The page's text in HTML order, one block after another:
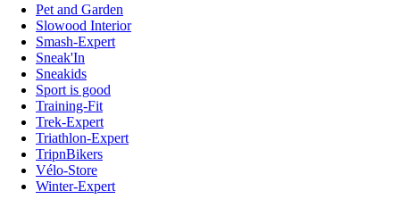
Pet and Garden
Slowood Interior
Smash-Expert
Sneak'In
Sneakids
Sport is good
Training-Fit
Trek-Expert
Triathlon-Expert
TripnBikers
Vélo-Store
Winter-Expert